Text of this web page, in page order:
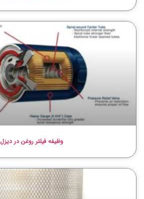
وظیفه فیلتر روغن در دیزل